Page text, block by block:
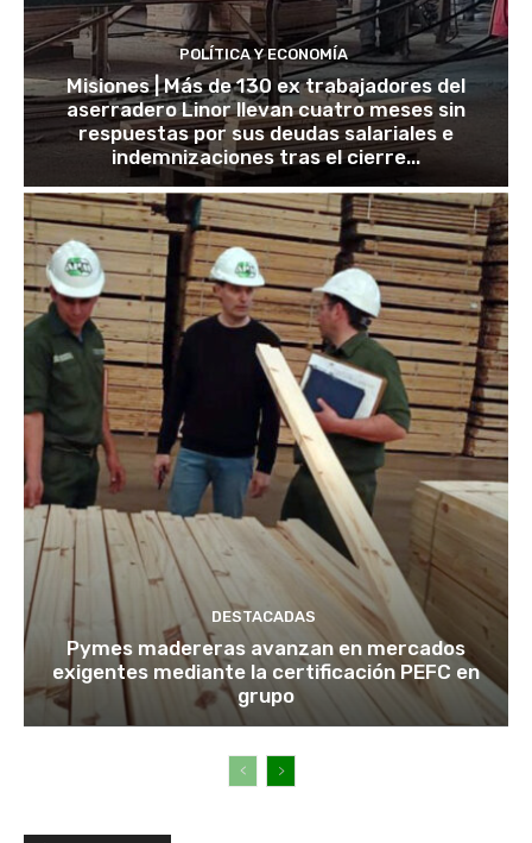
POLÍTICA Y ECONOMÍA
Misiones | Más de 130 ex trabajadores del
aserradero Linor llevan cuatro meses sin
respuestas por sus deudas salariales e
indemnizaciones tras el cierre...
DESTACADAS
Pymes madereras avanzan en mercados
exigentes mediante la certificación PEFC en
grupo